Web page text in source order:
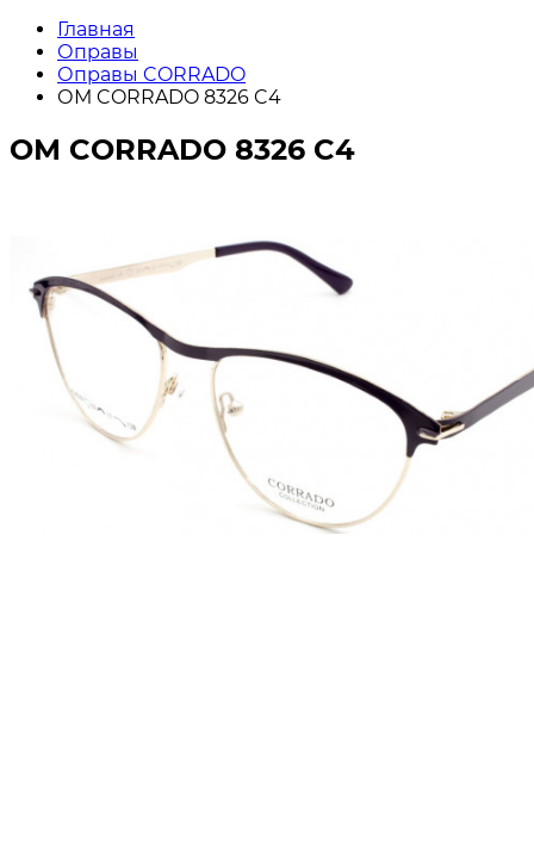
Главная
Оправы
Оправы CORRADO
ОМ CORRADO 8326 C4
ОМ CORRADO 8326 C4